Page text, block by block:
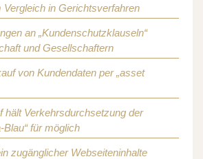
in Gerichtsverfahren
an „Kundenschutzklauseln“
und Gesellschaftern
von Kundendaten per „asset
hält Verkehrsdurchsetzung der
für möglich
zugänglicher Webseiteninhalte